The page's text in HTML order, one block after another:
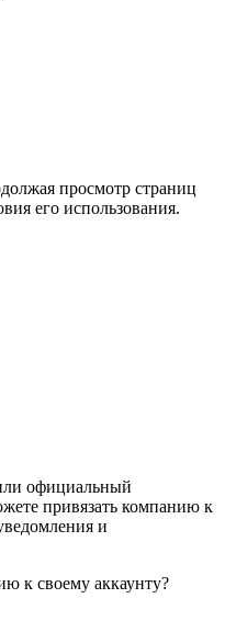
просмотр страниц
его использования.
официальный
привязать компанию к
и
к своему аккаунту?